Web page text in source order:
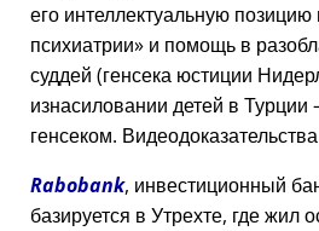
его интеллектуальную позицию
психиатрии
и помощь в
суддей (генсека юстиции
изнасиловании детей в
генсеком.
Rabobank, инвестиционный
базируется в Утрехте, где жил